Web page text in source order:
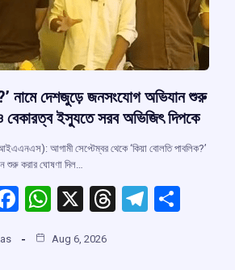
নামে দেশজুড়ে জনসংযোগ অভিযান শুরু
বেকারত্ব ইস্যুতে সরব অভিজিৎ দিপকে
আগামী সেপ্টেম্বর থেকে ‘কিয়া বোলতি পাবলিক?’
শুরু করার ঘোষণা দিল…
F
ce
W
at
X
T
T
Aug 6, 2026